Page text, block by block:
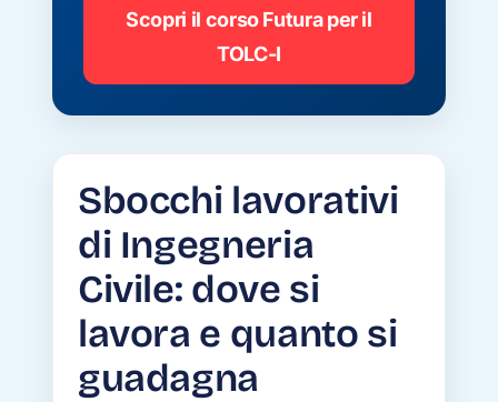
Scopri il corso Futura per il
TOLC-I
Sbocchi lavorativi
di Ingegneria
Civile: dove si
lavora e quanto si
guadagna